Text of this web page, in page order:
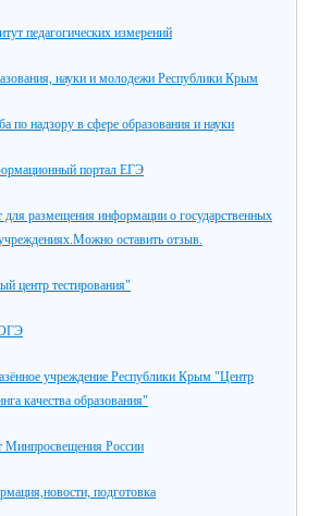
педагогических измерений
науки и молодежи Республики Крым
по надзору в сфере образования и науки
портал ЕГЭ
размещения информации о государственных
оставить отзыв.
центр тестирования"
учреждение Республики Крым "Центр
качества образования"
Минпросвещения России
подготовка